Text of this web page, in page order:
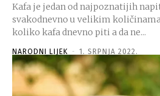
Kafa je jedan od najpoznatijih
svakodnevno u velikim
koliko kafa dnevno piti a da ne...
NARODNI LIJEK - 1. SRPNJA 2022.